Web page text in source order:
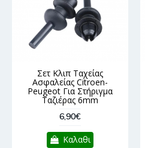
Σετ Κλιπ Ταχείας
Ασφαλείας Citroen-
Peugeot Για Στήριγμα
Ταζιέρας 6mm
6,90€
Καλαθι